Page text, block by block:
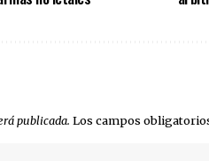
publicada. Los campos